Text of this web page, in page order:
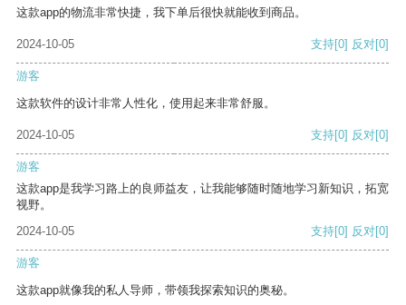
这款app的物流非常快捷，我下单后很快就能收到商品。
2024-10-05 支持[0] 反对[0]
游客
这款软件的设计非常人性化，使用起来非常舒服。
2024-10-05 支持[0] 反对[0]
游客
这款app是我学习路上的良师益友，让我能够随时随地学习新知识，拓宽
视野。
2024-10-05
支持[0] 反对[0]
游客
这款app就像我的私人导师，带领我探索知识的奥秘。